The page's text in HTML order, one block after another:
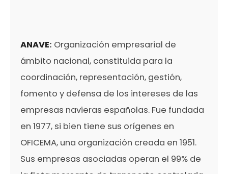
ANAVE: Organización empresarial de
ámbito nacional, constituida para la
coordinación, representación, gestión,
fomento y defensa de los intereses de las
empresas navieras españolas. Fue fundada
en 1977, si bien tiene sus orígenes en
OFICEMA, una organización creada en 1951.
Sus empresas asociadas operan el 99% de